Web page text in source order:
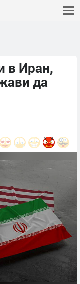
в Иран,
да